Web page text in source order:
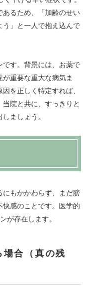
あるため、「加齢のせい
う」と一人で抱え込んで
です。背景には、お薬で
重要な重大な病気ま
を正しく特定すれば、
院と共に、すっきりと
ましょう。
もかかわらず、まだ膀
快感のことです。医学的
が存在します。
合（真の残